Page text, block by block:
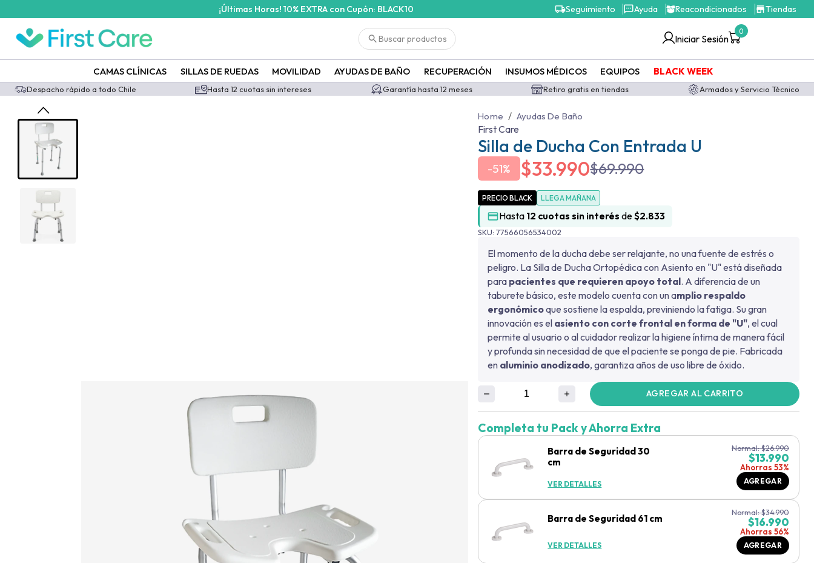
¡Últimas Horas! 10% EXTRA con Cupón: BLACK10 Seguimiento Ayuda Reacondicionados Tiendas
Buscar productos Iniciar Sesión
0
CAMAS CLÍNICAS SILLAS DE RUEDAS MOVILIDAD AYUDAS DE BAÑO RECUPERACIÓN INSUMOS MÉDICOS EQUIPOS BLACK WEEK
Despacho rápido a todo Chile Hasta 12 cuotas sin intereses Garantía hasta 12 meses Retiro gratis en tiendas Armados y Servicio Técnico
Home / Ayudas De Baño
First Care
Silla de Ducha Con Entrada U
-51% $33.990$69.990
PRECIO BLACK LLEGA MAÑANA
Hasta 12 cuotas sin interés de$2.833
SKU:77566056534002
El momento de la ducha debe ser relajante, no una fuente de estrés o
peligro. La Silla de Ducha Ortopédica con Asiento en "U" está diseñada
para pacientes que requieren apoyo total. A diferencia de un
taburete básico, este modelo cuenta con un amplio respaldo
ergonómicoque sostiene la espalda, previniendo la fatiga. Su gran
innovación es el asiento con corte frontal en forma de "U", el cual
permite al usuario o al cuidador realizar la higiene íntima de manera fácil
y profunda sin necesidad de que el paciente se ponga de pie. Fabricada
en aluminio anodizado, garantiza años de uso libre de óxido.
AGREGAR AL CARRITO
Completa tu Pack y Ahorra Extra
Barra de Seguridad 30
cm
VER DETALLES
Normal:$26.990
$13.990
Ahorras 53%
AGREGAR
Barra de Seguridad 61 cm
VER DETALLES
Normal:$34.990
$16.990
Ahorras 56%
AGREGAR